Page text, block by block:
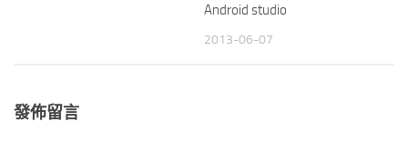
Android studio
2013-06-07
發佈留言